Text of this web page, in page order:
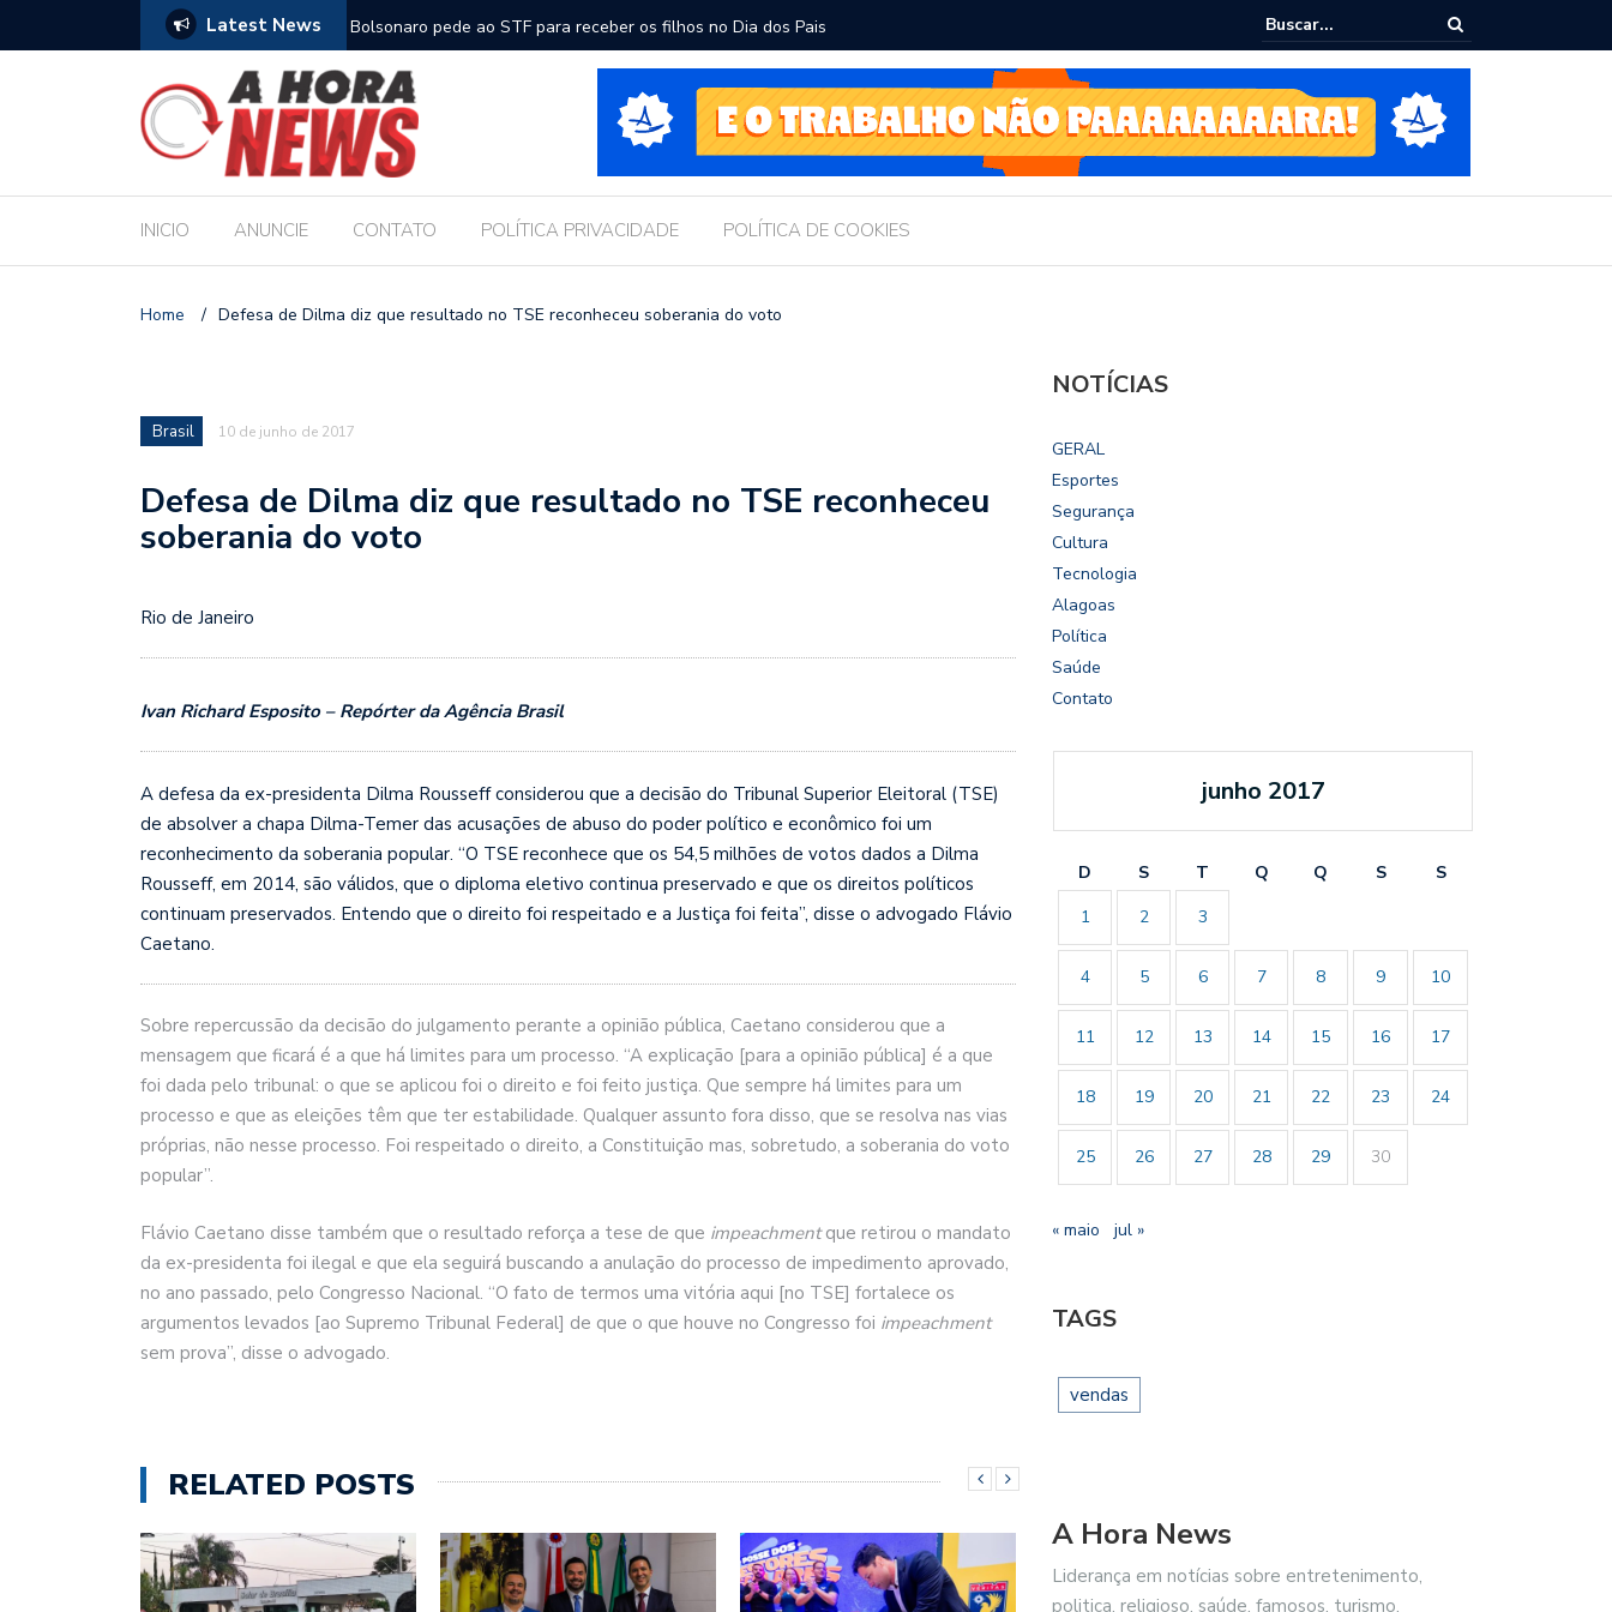
Latest News
com a Educação durante posse Bolsonaro pede ao STF para receber os filhos no Dia dos Pais
Câmara dialoga com UFAL e Faculdade de Coimbra sobre parcerias para
Legislativo
INICIO ANUNCIE CONTATO POLÍTICA PRIVACIDADE POLÍTICA DE COOKIES
Home / Defesa de Dilma diz que resultado no TSE reconheceu soberania do voto
Brasil 10 de junho de 2017
Defesa de Dilma diz que resultado no TSE reconheceu
soberania do voto
Rio de Janeiro
Ivan Richard Esposito – Repórter da Agência Brasil
A defesa da ex-presidenta Dilma Rousseff considerou que a decisão do Tribunal Superior Eleitoral (TSE)
de absolver a chapa Dilma-Temer das acusações de abuso do poder político e econômico foi um
reconhecimento da soberania popular. “O TSE reconhece que os 54,5 milhões de votos dados a Dilma
Rousseff, em 2014, são válidos, que o diploma eletivo continua preservado e que os direitos políticos
continuam preservados. Entendo que o direito foi respeitado e a Justiça foi feita”, disse o advogado Flávio
Caetano.
Sobre repercussão da decisão do julgamento perante a opinião pública, Caetano considerou que a
mensagem que ficará é a que há limites para um processo. “A explicação [para a opinião pública] é a que
foi dada pelo tribunal: o que se aplicou foi o direito e foi feito justiça. Que sempre há limites para um
processo e que as eleições têm que ter estabilidade. Qualquer assunto fora disso, que se resolva nas vias
próprias, não nesse processo. Foi respeitado o direito, a Constituição mas, sobretudo, a soberania do voto
popular”.
Flávio Caetano disse também que o resultado reforça a tese de que impeachmentque retirou o mandato
da ex-presidenta foi ilegal e que ela seguirá buscando a anulação do processo de impedimento aprovado,
no ano passado, pelo Congresso Nacional. “O fato de termos uma vitória aqui [no TSE] fortalece os
argumentos levados [ao Supremo Tribunal Federal] de que o que houve no Congresso foi impeachment
sem prova”, disse o advogado.
RELATED POSTS
NOTÍCIAS
GERAL
Esportes
Segurança
Cultura
Tecnologia
Alagoas
Política
Saúde
Contato
junho 2017
D S T Q Q S
S
1
2 3
4 5 6 7 8 9 10
11 12 13 14 15 16 17
18 19 20 21 22 23 24
25 26 27 28 29 30
« maio jul »
TAGS
vendas
A Hora News
Liderança em notícias sobre entretenimento,
politica, religioso, saúde, famosos, turismo,